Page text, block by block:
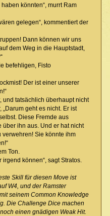
könnten“, murrt Ram
gelegen“, kommentiert der
Dann können wir uns
dem Weg in die Hauptstadt,
befehligen, Fisto
Der ist einer unserer
und tatsächlich überhaupt nicht
geht es nicht. Er ist
Diese Fremde aus
über ihn aus. Und er hat nicht
Sie könnte ihm
Ton.
können“, sagt Stratos.
Skill für diesen Move ist
W4, und der Ramster
seinem Common Knowledge
Die Challenge Dice machen
einen gnädigen Weak Hit.